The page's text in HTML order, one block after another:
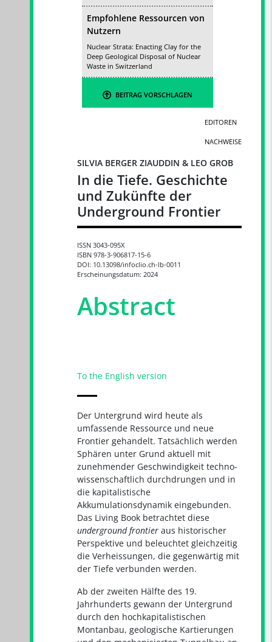
Empfohlene Ressourcen von
Nutzern
Nuclear Strata: Enacting Clay for the
Deep Geological Disposal of Nuclear
Waste in Switzerland
BEITRAG VORSCHLAGEN
EDITOREN
NACHWEISE
SILVIA BERGER ZIAUDDIN & LEO GROB
In die Tiefe. Geschichte
und Zukünfte der
Underground Frontier
ISSN 3043-095X
ISBN 978-3-906817-15-6
DOI: 10.13098/infoclio.ch-lb-0011
Erscheinungsdatum: 2024
Abstract
To the English version
Der Untergrund wird heute als
umfassende Ressource und neue
Frontier gehandelt. Tatsächlich werden
Sphären unter Grund aktuell mit
zunehmender Geschwindigkeit techno-
wissenschaftlich durchdrungen und in
die kapitalistische
Akkumulationsdynamik eingebunden.
Das Living Book betrachtet diese
underground frontier aus historischer
Perspektive und beleuchtet gleichzeitig
die Verheissungen, die gegenwärtig mit
der Tiefe verbunden werden.
Ab der zweiten Hälfte des 19.
Jahrhunderts gewann der Untergrund
durch den hochkapitalistischen
Montanbau, geologische Kartierungen